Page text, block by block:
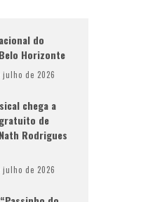
do
Horizonte
julho de 2026
chega a
de
Rodrigues
julho de 2026